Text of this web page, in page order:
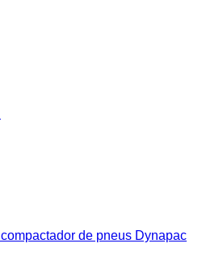
compactador de pneus Dynapac